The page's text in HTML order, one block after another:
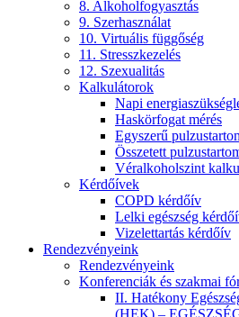
8. Alkoholfogyasztás
9. Szerhasználat
10. Virtuális függőség
11. Stresszkezelés
12. Szexualitás
Kalkulátorok
Napi
Haskörfogat mérés
Egyszerű
Összetett
Véralkoholszint
Kérdőívek
COPD kérdőív
Lelki egészség
Vizelettartás kérdőív
Rendezvényeink
Rendezvényeink
Konferenciák és szakmai
II. Hatékony
(HEK) –